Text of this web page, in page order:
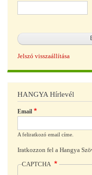
Jelszó visszaállítása
HANGYA Hírlevél
Email
A feliratkozó email címe.
Iratkozzon fel a Hangya
CAPTCHA